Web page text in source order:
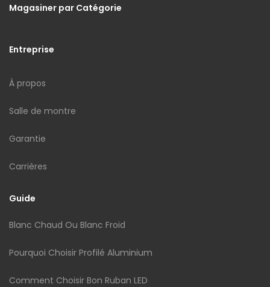
Magasiner par Catégorie
Entreprise
À propos
Salle de montre
Garantie
Carrières
Guide
Blanc Chaud Ou Blanc Froid
Pourquoi Choisir Profilé Aluminium
Comment Choisir Bon Ruban LED